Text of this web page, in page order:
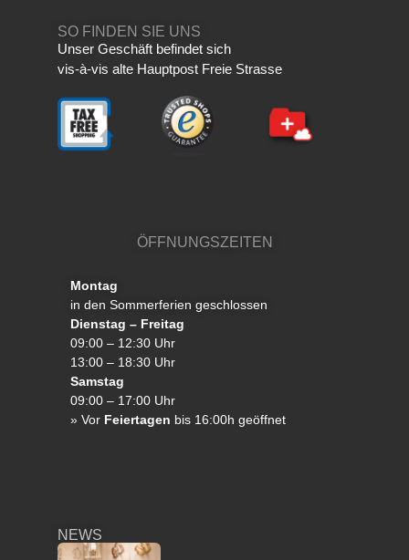
SO FINDEN SIE UNS
Unser Geschäft befindet sich
vis-à-vis alte Hauptpost Freie Strasse
ÖFFNUNGSZEITEN
Montag
in den Sommerferien geschlossen
Dienstag – Freitag
09:00 – 12:30 Uhr
13:00 – 18:30 Uhr
Samstag
09:00 – 17:00 Uhr
» Vor Feiertagen bis 16:00h geöffnet
NEWS